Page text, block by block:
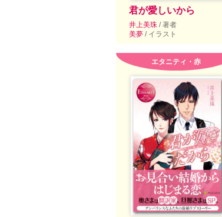
君が愛しいから
井上美珠 / 著者
美夢 / イラスト
エタニティ・赤